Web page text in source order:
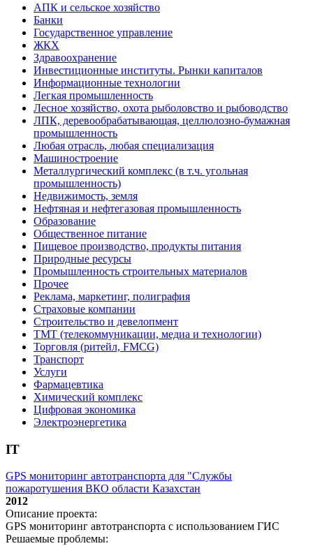
АПК и сельское хозяйство
Банки
Государственное управление
ЖКХ
Здравоохранение
Инвестиционные институты. Рынки капиталов
Информационные технологии
Легкая промышленность
Лесное хозяйство, охота рыболовство и рыбоводство
ЛПК, деревообрабатывающая, целлюлозно-бумажная
промышленность
Любая отрасль, любая специализация
Машиностроение
Металлургический комплекс (в т.ч. угольная
промышленность)
Недвижимость, земля
Нефтяная и нефтегазовая промышленность
Образование
Общественное питание
Пищевое производство, продукты питания
Природные ресурсы
Промышленность строительных материалов
Прочее
Реклама, маркетинг, полиграфия
Страховые компании
Строительство и девелопмент
ТМТ (телекоммуникации, медиа и технологии)
Торговля (ритейл, FMCG)
Транспорт
Услуги
Фармацевтика
Химический комплекс
Цифровая экономика
Электроэнергетика
IT
GPS мониторинг автотранспорта для "Службы
пожаротушения ВКО области Казахстан
2012
Описание проекта:
GPS мониторинг автотранспорта с использованием ГИС
Решаемые проблемы: